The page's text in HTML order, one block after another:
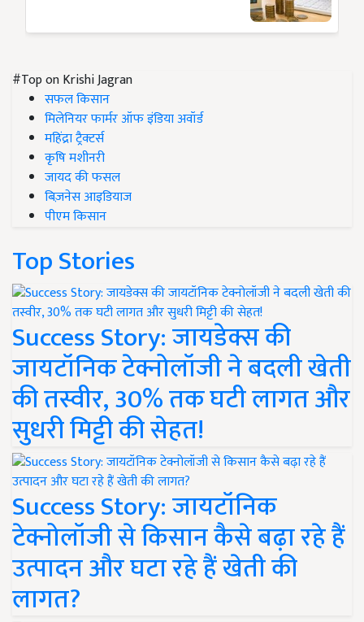
#Top on Krishi Jagran
सफल किसान
मिलेनियर फार्मर ऑफ इंडिया अवॉर्ड
महिंद्रा ट्रैक्टर्स
कृषि मशीनरी
जायद की फसल
बिज़नेस आइडियाज
पीएम किसान
Top Stories
Success Story: जायडेक्स की
जायटॉनिक टेक्नोलॉजी ने बदली खेती
की तस्वीर, 30% तक घटी लागत और
सुधरी मिट्टी की सेहत!
Success Story: जायटॉनिक
टेक्नोलॉजी से किसान कैसे बढ़ा रहे हैं
उत्पादन और घटा रहे हैं खेती की
लागत?